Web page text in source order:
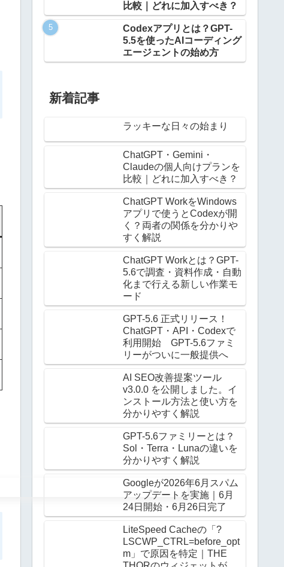
比較｜どれに加入すべき？
Codexアプリとは？GPT-
5.5を使ったAIコーディング
エージェントの始め方
新着記事
ラッキーな日々の始まり
ChatGPT・Gemini・
Claudeの個人向けプランを
比較｜どれに加入すべき？
ChatGPT WorkをWindows
アプリで使うとCodexが開
く？両者の関係を分かりや
すく解説
ChatGPT Workとは？GPT-
5.6で調査・資料作成・自動
化まで行える新しい作業モ
ード
GPT-5.6 正式リリース！
ChatGPT・API・Codexで
利用開始 GPT-5.6ファミ
リーがついに一般提供へ
AI SEO改善提案ツール
v3.0.0 を公開しました。イ
ンストール方法と使い方を
分かりやすく解説
GPT-5.6ファミリーとは？
Sol・Terra・Lunaの違いを
分かりやすく解説
Googleが2026年6月スパム
アップデートを実施｜6月
24日開始・6月26日完了
LiteSpeed Cacheの「?
LSCWP_CTRL=before_opt
m」で原因を特定｜THE